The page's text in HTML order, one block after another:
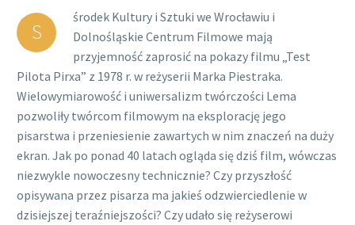
S
środek Kultury i Sztuki we Wrocławiu i
Dolnośląskie Centrum Filmowe mają
przyjemność zaprosić na pokazy filmu „Test
Pilota Pirxa” z 1978 r. w reżyserii Marka Piestraka.
Wielowymiarowość i uniwersalizm twórczości Lema
pozwoliły twórcom filmowym na eksplorację jego
pisarstwa i przeniesienie zawartych w nim znaczeń na duży
ekran. Jak po ponad 40 latach ogląda się dziś film, wówczas
niezwykle nowoczesny technicznie? Czy przyszłość
opisywana przez pisarza ma jakieś odzwierciedlenie w
dzisiejszej teraźniejszości? Czy udało się reżyserowi